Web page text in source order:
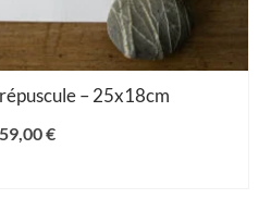
– 25x18cm
59,00€